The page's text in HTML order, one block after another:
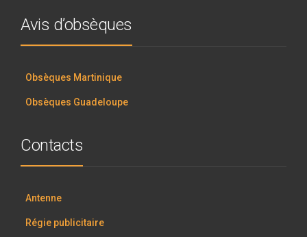
Avis d’obsèques
Obsèques Martinique
Obsèques Guadeloupe
Contacts
Antenne
Régie publicitaire